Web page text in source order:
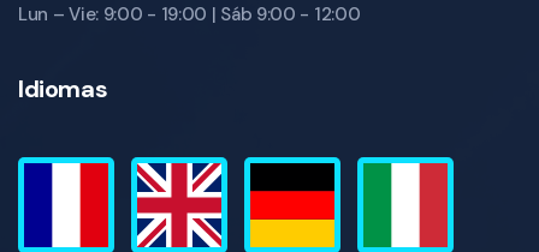
Lun – Vie: 9:00 - 19:00 | Sáb 9:00 - 12:00
Idiomas